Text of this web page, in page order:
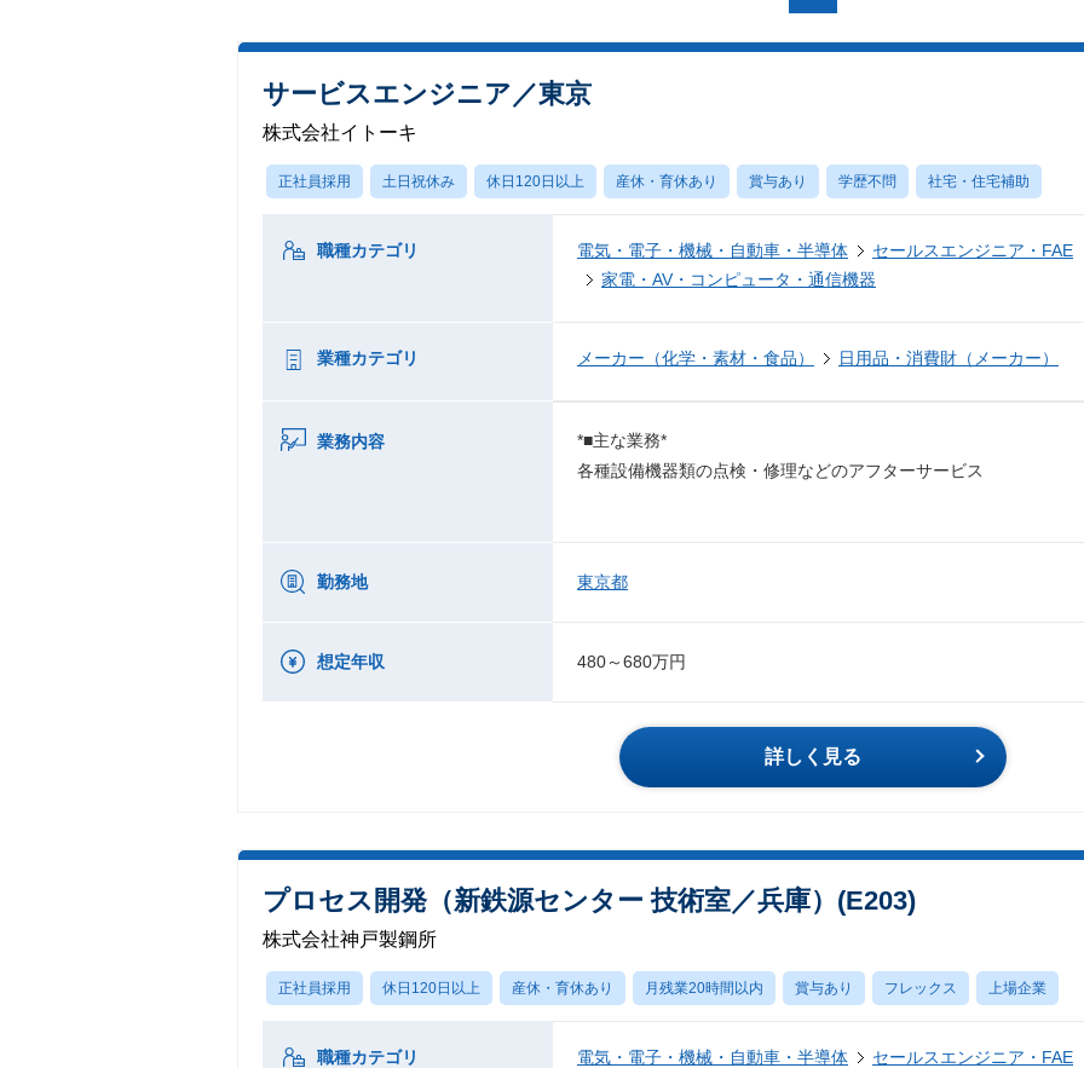
サービスエンジニア／東京
株式会社イトーキ
正社員採用 土日祝休み 休日120日以上 産休・育休あり 賞与あり 学歴不問 社宅・住宅補助
職種カテゴリ 電気・電子・機械・自動車・半導体
セールスエンジニア・FAE
家電・AV・コンピュータ・通信機器
業種カテゴリ メーカー（化学・素材・食品） 日用品・消費財（メーカー）
業務内容
*■主な業務*
各種設備機器類の点検・修理などのアフターサービス
勤務地 東京都
想定年収 480～680万円
詳しく見る
プロセス開発（新鉄源センター 技術室／兵庫）(E203)
株式会社神戸製鋼所
正社員採用 休日120日以上 産休・育休あり 月残業20時間以内 賞与あり フレックス 上場企業
職種カテゴリ 電気・電子・機械・自動車・半導体
セールスエンジニア・FAE